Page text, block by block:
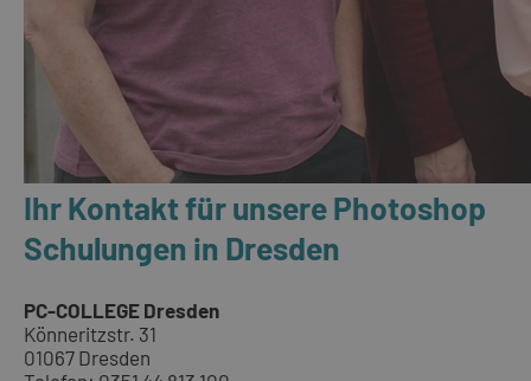
Ihr Kontakt für unsere Photoshop
Schulungen in Dresden
PC-COLLEGE Dresden
Könneritzstr. 31
01067 Dresden